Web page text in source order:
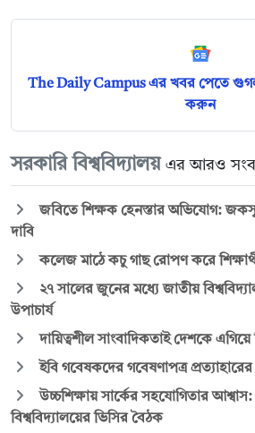
The Daily Campus এর খবর পেতে
করুন
সরকারি বিশ্ববিদ্যালয় এর আরও
জবিতে শিক্ষক হেনস্তার অভিযোগ: জকসু
দাবি
কলেজ মাঠে কচু গাছ রোপণ করে
২৭ সালের জুনের মধ্যে জাতীয়
উপাচার্য
দায়িত্বশীল সাংবাদিকতাই দেশকে
ইবি গবেষকদের গবেষণাপত্র
উচ্চশিক্ষায় সার্কের সহযোগিতার
বিশ্ববিদ্যালয়ের ভিসির বৈঠক